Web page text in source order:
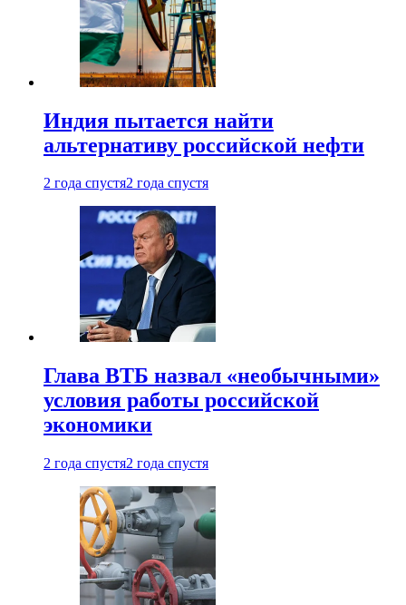
Индия пытается найти
альтернативу российской нефти
2 года спустя2 года спустя
Глава ВТБ назвал «необычными»
условия работы российской
экономики
2 года спустя2 года спустя